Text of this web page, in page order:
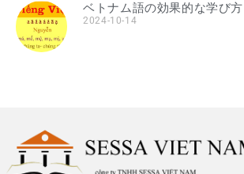
ベトナム語の効果的な学び方
2024-10-14